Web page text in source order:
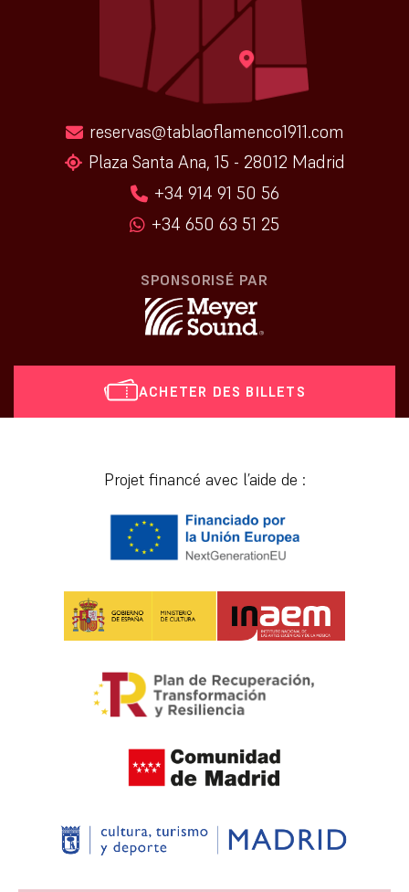
ACHETER DES BILLETS
reservas@tablaoflamenco1911.com
Plaza Santa Ana, 15 - 28012 Madrid
+34 914 91 50 56
+34 650 63 51 25
SPONSORISÉ PAR
Projet financé avec l’aide de :